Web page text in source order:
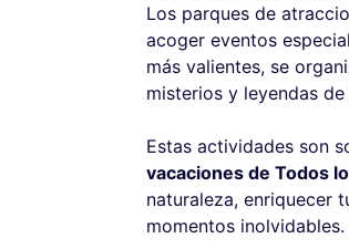
Los parques de
acoger eventos
más valientes, se
misterios y leyendas
Estas actividades son
vacaciones de Todos
naturaleza, enriquecer
momentos